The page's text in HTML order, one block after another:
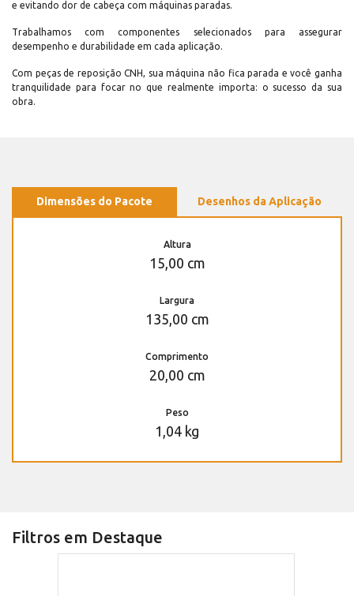
e evitando dor de cabeça com máquinas paradas.
Trabalhamos com componentes selecionados para assegurar
desempenho e durabilidade em cada aplicação.
Com peças de reposição CNH, sua máquina não fica parada e você ganha
tranquilidade para focar no que realmente importa: o sucesso da sua
obra.
Dimensões do Pacote Desenhos da Aplicação
Altura
15,00 cm
Largura
135,00 cm
Comprimento
20,00 cm
Peso
1,04 kg
Filtros em Destaque